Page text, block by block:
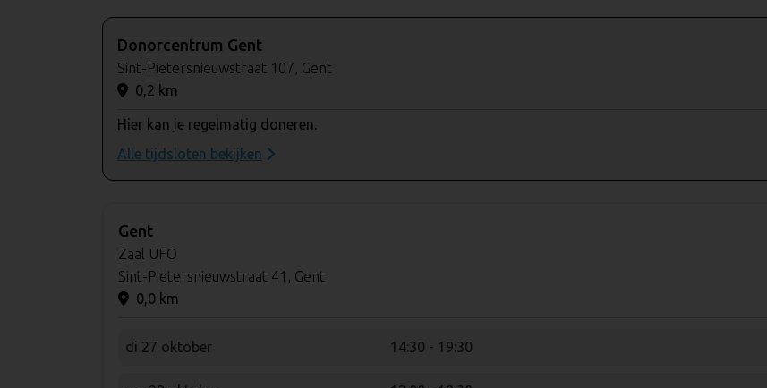
Donorcentrum Gent
Sint-Pietersnieuwstraat 107, Gent
0,2 km
Hier kan je regelmatig doneren.
Alle tijdsloten bekijken
Gent
Zaal UFO
Sint-Pietersnieuwstraat 41, Gent
0,0 km
di 27 oktober 14:30 - 19:30